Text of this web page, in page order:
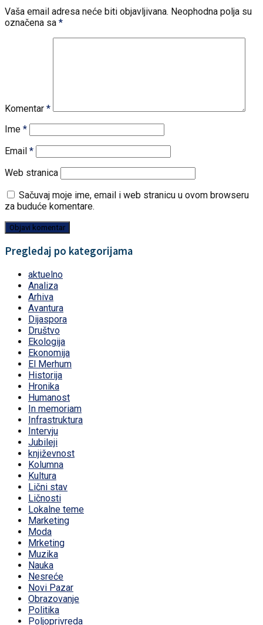
Vaša email adresa neće biti objavljivana. Neophodna polja su
označena sa *
Komentar *
Ime *
Email *
Web stranica
Sačuvaj moje ime, email i web stranicu u ovom browseru
za buduće komentare.
Pregledaj po kategorijama
aktuelno
Analiza
Arhiva
Avantura
Dijaspora
Društvo
Ekologija
Ekonomija
El Merhum
Historija
Hronika
Humanost
In memoriam
Infrastruktura
Intervju
Jubileji
književnost
Kolumna
Kultura
Lični stav
Ličnosti
Lokalne teme
Marketing
Moda
Mrketing
Muzika
Nauka
Nesreće
Novi Pazar
Obrazovanje
Politika
Poljoprivreda